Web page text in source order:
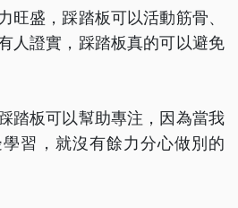
旺盛，踩踏板可以活動筋骨、
人證實，踩踏板真的可以避免
踏板可以幫助專注，因為當我
習，就沒有餘力分心做別的